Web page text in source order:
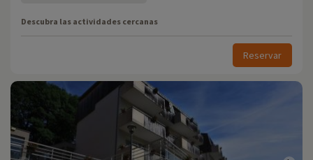
Descubra las actividades cercanas
Reservar